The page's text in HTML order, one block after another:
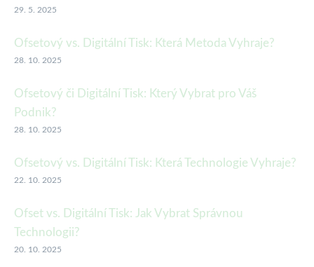
29. 5. 2025
Ofsetový vs. Digitální Tisk: Která Metoda Vyhraje?
28. 10. 2025
Ofsetový či Digitální Tisk: Který Vybrat pro Váš
Podnik?
28. 10. 2025
Ofsetový vs. Digitální Tisk: Která Technologie Vyhraje?
22. 10. 2025
Ofset vs. Digitální Tisk: Jak Vybrat Správnou
Technologii?
20. 10. 2025